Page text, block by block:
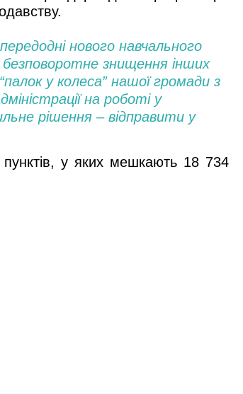
нового навчального
безповоротне знищення інших
у колеса” нашої громади з
на роботі у
рішення – відправити у
пунктів, у яких мешкають 18 734